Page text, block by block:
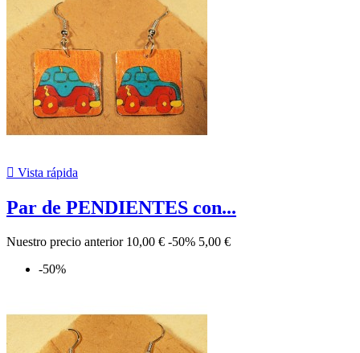
 Vista rápida
Par de PENDIENTES con...
Nuestro precio anterior 10,00 € -50% 5,00 €
-50%